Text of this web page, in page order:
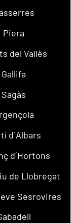
Piera
del Vallès
Gallifa
Sagàs
d´Albars
d´Hortons
de Llobregat
Sesrovires